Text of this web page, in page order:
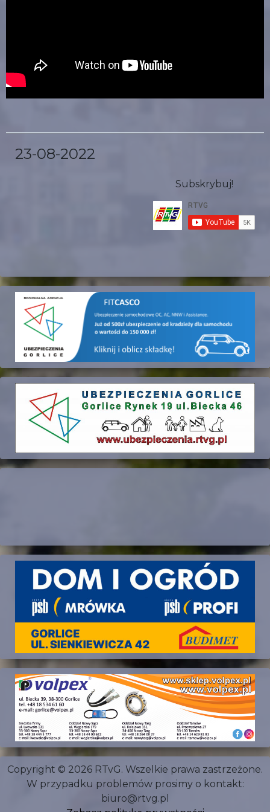
23-08-2022
Subskrybuj!
Copyright © 2026 RTvG. Wszelkie prawa zastrzeżone.
W przypadku problemów prosimy o kontakt:
biuro@rtvg.pl